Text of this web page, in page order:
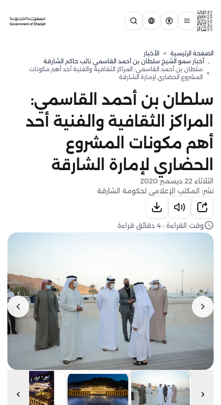
الصفحة الرئيسية > الأخبار
, ⁠أخبار سمو الشيخ سلطان بن أحمد القاسمي نائب حاكم الشارقة
>
سلطان بن أحمد القاسمي: المراكز الثقافية والفنية أحد أهم مكونات
المشروع الحضاري لإمارة الشارقة
سلطان بن أحمد القاسمي:
المراكز الثقافية والفنية أحد
أهم مكونات المشروع
الحضاري لإمارة الشارقة
الثلاثاء 22 ديسمبر 2020
نشر: المكتب الإعلامي لحكومة الشارقة
وقت القراءة : 4 دقائق قراءة